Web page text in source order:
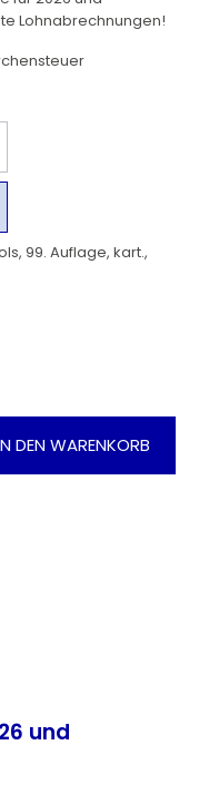
Lohnabrechnungen!
99. Auflage, kart.,
den
DEN WARENKORB
und